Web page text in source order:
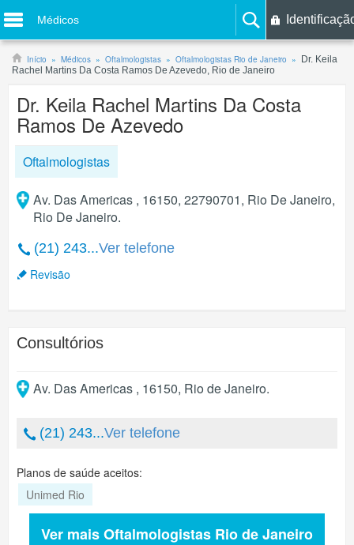
Médicos
Início Médicos Oftalmologistas Oftalmologistas Rio de Janeiro
Dr. Keila
Rachel Martins Da Costa Ramos De Azevedo, Rio de Janeiro
Dr. Keila Rachel Martins Da Costa
Ramos De Azevedo
Oftalmologistas
Av. Das Americas , 16150, 22790701, Rio De Janeiro,
Rio De Janeiro.
(21) 243...Ver telefone
Revisão
Consultórios
Av. Das Americas , 16150, Rio de Janeiro.
(21) 243...Ver telefone
Planos de saúde aceitos:
Unimed Rio
Ver mais Oftalmologistas Rio de Janeiro